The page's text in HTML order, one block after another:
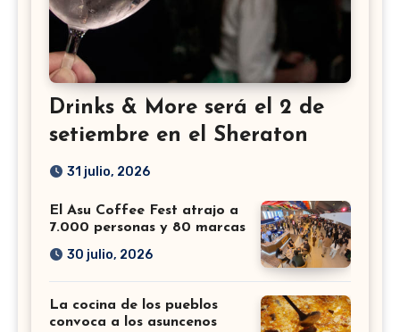
Drinks & More será el 2 de
setiembre en el Sheraton
31 julio, 2026
El Asu Coffee Fest atrajo a
7.000 personas y 80 marcas
30 julio, 2026
La cocina de los pueblos
convoca a los asuncenos